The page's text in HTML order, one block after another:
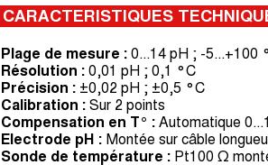
CARACTERISTIQUES
Plage de mesure : 0...14 pH ; -5...+100
Résolution : 0,01 pH ; 0,1 °C
Précision : ±0,02 pH ; ±0,5 °C
Calibration : Sur 2 points
Compensation en T° : Automatique
Electrode pH : Montée sur câble
Sonde de température : Pt100 Ω